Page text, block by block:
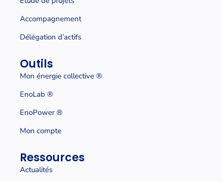
Accompagnement
Délégation d’actifs
Outils
Mon énergie collective ®
EnoLab ®
EnoPower ®
Mon compte
Ressources
Actualités